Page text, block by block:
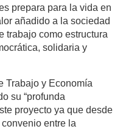
prepara para la vida en
añadido a la sociedad
trabajo como estructura
solidaria y
Trabajo y Economía
su “profunda
proyecto ya que desde
entre la